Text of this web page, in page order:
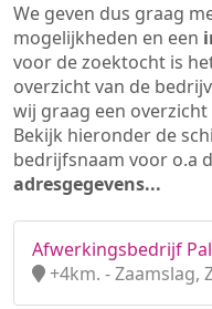
We geven dus graag
mogelijkheden en een
voor de zoektocht is
overzicht van de
wij graag een
Bekijk hieronder de
bedrijfsnaam voor o.a
adresgegevens...
Afwerkingsbedrijf
+4km. - Zaamslag,